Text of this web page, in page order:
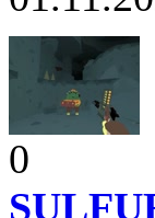
0